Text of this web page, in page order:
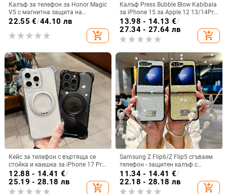
Калъф за телефон за Honor Magic
V5 с магнитна защита на
централната ос, пълна защита на
електроплатиране, защита срещу
22.55 €/44.10 лв
add_shopping_cart
Калъф Press Bubble Blow Kabibala
за iPhone 15 за Apple 12 13/14Pro
Max, устойчив на изпускане 11
13.98 - 14.13 €/
27.34 - 27.64 лв
add_shopping_cart
Кейс за телефон с въртяща се
стойка и каишка за iPhone 17 Pro
Max, 16, 15 и iPhone 11
12.88 - 14.41 €/
25.19 - 28.18 лв
add_shopping_cart
Samsung Z Flip6/Z Flip5 сгъваем
телефон - защитен калъф с
блестяща гривна
11.34 - 14.41 €/
22.18 - 28.18 лв
add_shopping_cart